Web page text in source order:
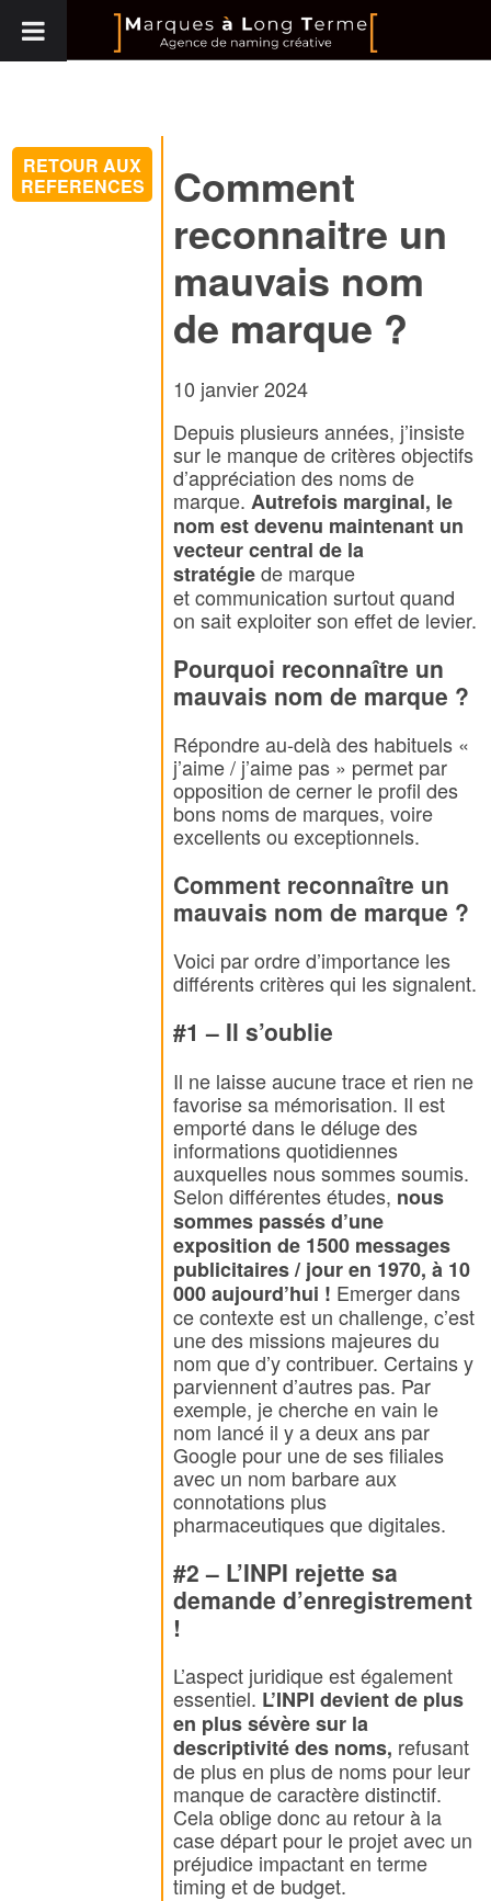
RETOUR AUX
REFERENCES
Comment
reconnaitre un
mauvais nom
de marque ?
10 janvier 2024
Depuis plusieurs années, j’insiste
sur le manque de critères objectifs
d’appréciation des noms de
marque. Autrefois marginal, le
nom est devenu maintenant un
vecteur central de la
stratégiede marque
etcommunication surtout quand
on sait exploiter son effet de levier.
Pourquoi reconnaître un
mauvais nom de marque ?
Répondre au-delà des habituels «
j’aime / j’aime pas » permet par
opposition de cerner le profil des
bons noms de marques, voire
excellents ou exceptionnels.
Comment reconnaître un
mauvais nom de marque ?
Voici par ordre d’importance les
différents critères qui les signalent.
#1 – Il s’oublie
Il ne laisse aucune trace et rien ne
favorise sa mémorisation. Il est
emporté dans le déluge des
informations quotidiennes
auxquelles nous sommes soumis.
Selon différentes études, nous
sommes passés d’une
exposition de 1500 messages
publicitaires/ jour en 1970, à 10
000 aujourd’hui ! Emerger dans
ce contexte est un challenge, c’est
une des missions majeures du
nom que d’y contribuer. Certains y
parviennent d’autres pas. Par
exemple, je cherche en vain le
nom lancé il y a deux ans par
Google pour une de ses filiales
avec un nom barbare aux
connotations plus
pharmaceutiques que digitales.
#2 – L’INPI rejette sa
demande d’enregistrement
!
L’aspect juridique est également
essentiel. L’INPI devient de plus
en plus sévère sur la
descriptivité des noms, refusant
de plus en plus de noms pour leur
manque de caractère distinctif.
Cela oblige donc au retour à la
case départ pour le projet avec un
préjudice impactant en terme
timing et de budget.